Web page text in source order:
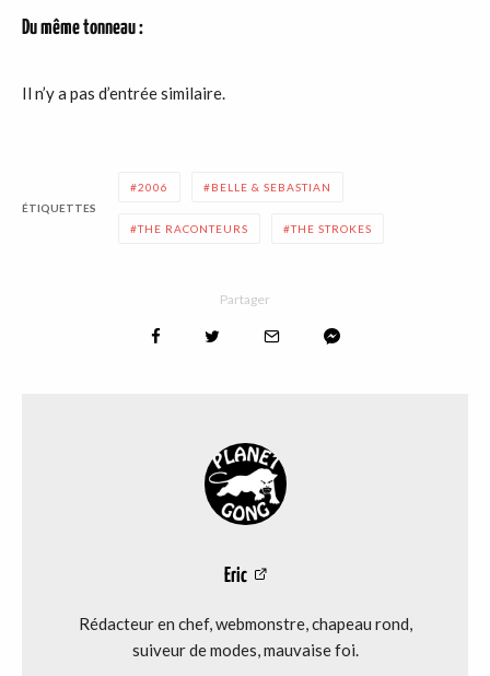
Du même tonneau :
Il n’y a pas d’entrée similaire.
ÉTIQUETTES
2006 BELLE & SEBASTIAN
THE RACONTEURS THE STROKES
Partager
Eric
Rédacteur en chef, webmonstre, chapeau rond,
suiveur de modes, mauvaise foi.